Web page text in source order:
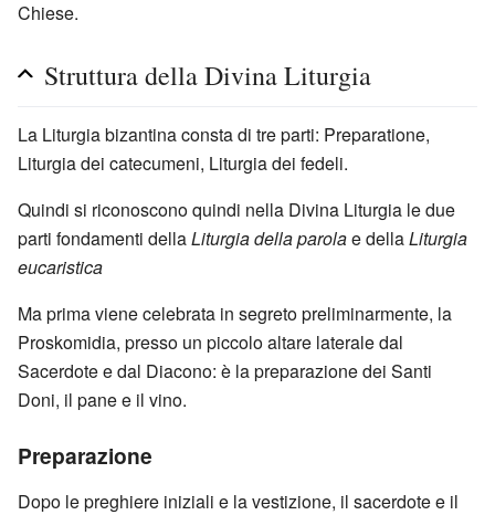
Chiese.
Struttura della Divina Liturgia
La Liturgia bizantina consta di tre parti: Preparatione,
Liturgia dei catecumeni, Liturgia dei fedeli.
Quindi si riconoscono quindi nella Divina Liturgia le due
parti fondamenti dellaLiturgia della parolae dellaLiturgia
eucaristica
Ma prima viene celebrata in segreto preliminarmente, la
Proskomidia, presso un piccolo altare laterale dal
Sacerdote e dal Diacono: è la preparazione dei Santi
Doni, il pane e il vino.
Preparazione
Dopo le preghiere iniziali e la vestizione, il sacerdote e il